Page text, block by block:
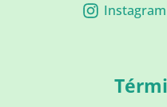
Instagram